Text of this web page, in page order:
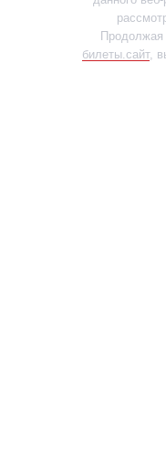
Продолжая
билеты.сайт,